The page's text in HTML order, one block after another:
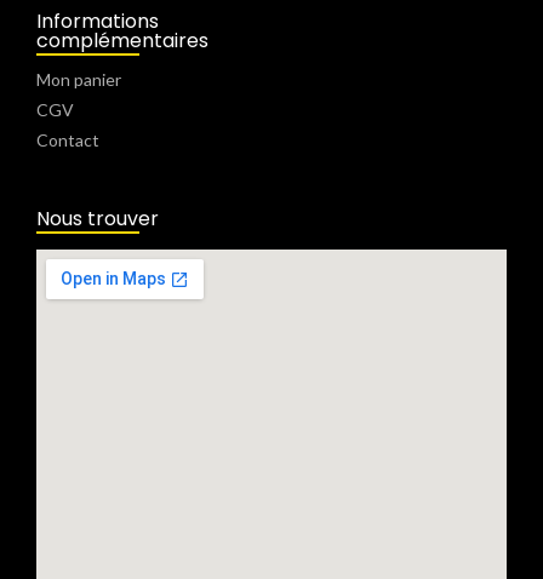
Informations
complémentaires
Mon panier
CGV
Contact
Nous trouver